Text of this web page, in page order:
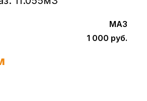
МАЗ
1 000 руб.